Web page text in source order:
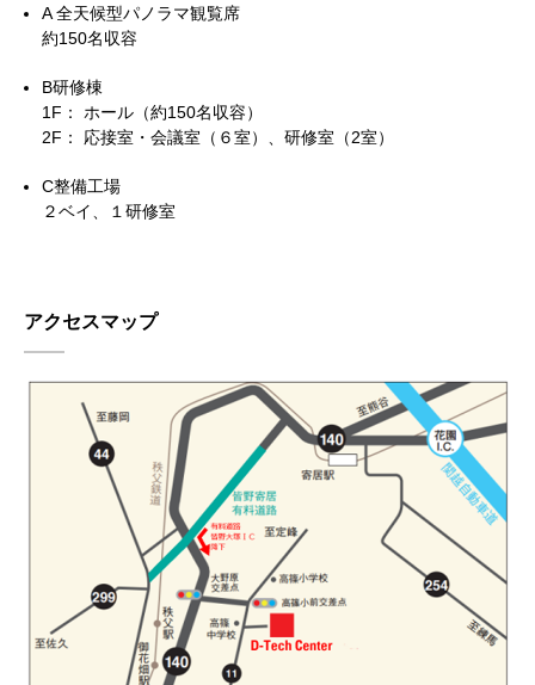
A 全天候型パノラマ観覧席
約150名収容
B研修棟
1F： ホール（約150名収容）
2F： 応接室・会議室（６室）、研修室（2室）
C整備工場
２ベイ、１研修室
アクセスマップ